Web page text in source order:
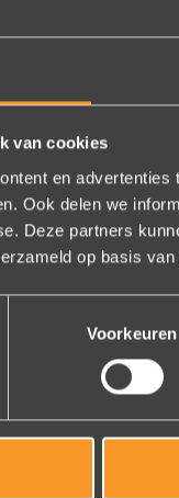
van cookies
en
Ook delen we
Deze partners
op basis
Voorkeuren
uw creaties zijn we